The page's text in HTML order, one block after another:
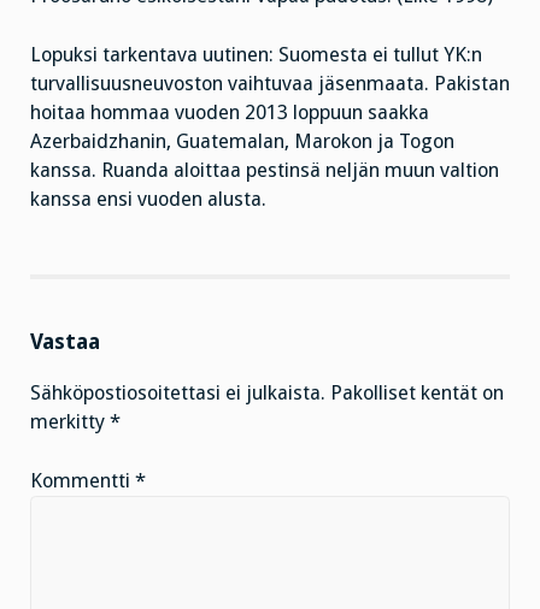
Lopuksi tarkentava uutinen: Suomesta ei tullut YK:n
turvallisuusneuvoston vaihtuvaa jäsenmaata. Pakistan
hoitaa hommaa vuoden 2013 loppuun saakka
Azerbaidzhanin, Guatemalan, Marokon ja Togon
kanssa. Ruanda aloittaa pestinsä neljän muun valtion
kanssa ensi vuoden alusta.
Vastaa
Sähköpostiosoitettasi ei julkaista. Pakolliset kentät on
merkitty *
Kommentti *